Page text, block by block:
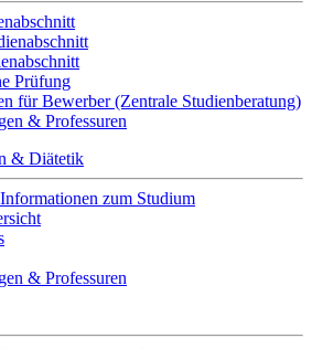
Prüfung
für Bewerber (Zentrale Studienberatung)
& Professuren
& Diätetik
zum Studium
& Professuren